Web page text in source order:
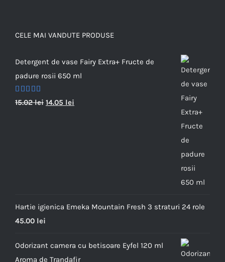
CELE MAI VANDUTE PRODUSE
Detergent de vase Fairy Extra+ Fructe de
padure rosii 650 ml
Evaluat la
5.00
din 5
15.02lei 14.05 lei
Hartie igienica Emeka Mountain Fresh 3 straturi 24 role
45.00 lei
Odorizant camera cu betisoare Eyfel 120 ml
Aroma de Trandafir